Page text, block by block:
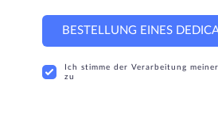
BESTELLUNG EINES
Ich stimme der Verarbeitung
zu